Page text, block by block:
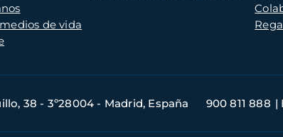
de vida
38 - 3º28004 - Madrid, España 900 811 888